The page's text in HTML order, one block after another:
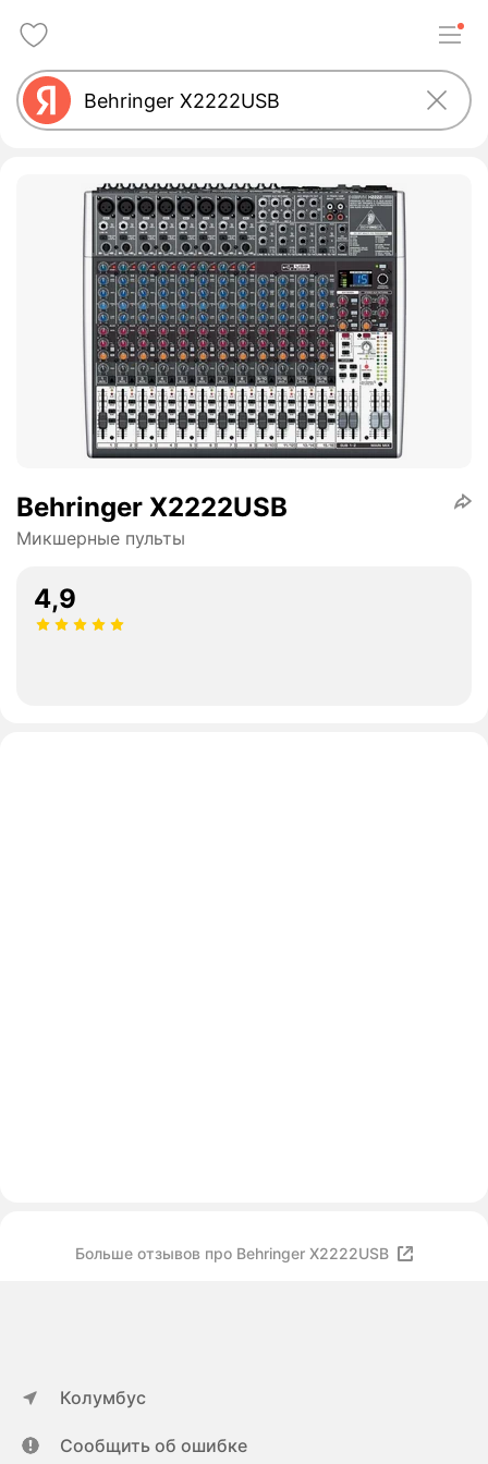
Behringer X2222USB
Микшерные пульты
4,9
Больше отзывов про Behringer X2222USB
Колумбус
Сообщить об ошибке